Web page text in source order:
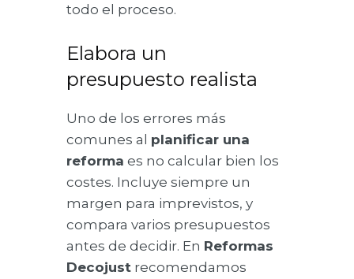
todo el proceso.
Elabora un
presupuesto realista
Uno de los errores más
comunes al planificar una
reforma es no calcular bien los
costes. Incluye siempre un
margen para imprevistos, y
compara varios presupuestos
antes de decidir. En Reformas
Decojust recomendamos